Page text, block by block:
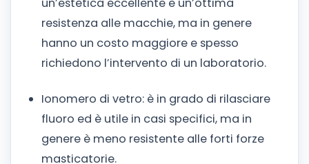
un’estetica eccellente e un’ottima
resistenza alle macchie, ma in genere
hanno un costo maggiore e spesso
richiedono l’intervento di un laboratorio.
Ionomero di vetro: è in grado di rilasciare
fluoro ed è utile in casi specifici, ma in
genere è meno resistente alle forti forze
masticatorie.